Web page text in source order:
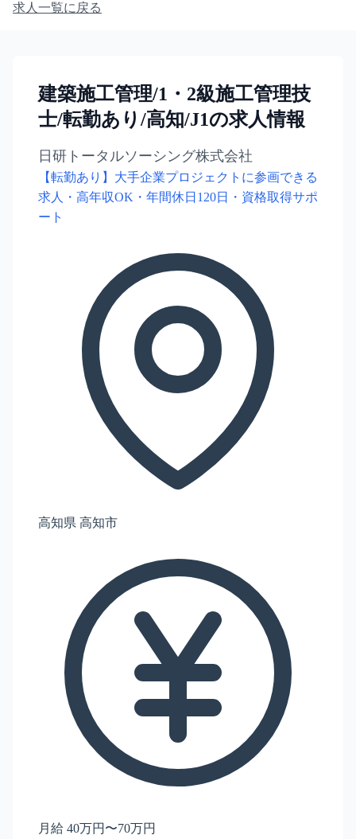
求人一覧に戻る
建築施工管理/1・2級施工管理技
士/転勤あり/高知/J1の求人情報
日研トータルソーシング株式会社
【転勤あり】大手企業プロジェクトに参画できる
求人・高年収OK・年間休日120日・資格取得サポ
ート
高知県 高知市
月給 40万円〜70万円